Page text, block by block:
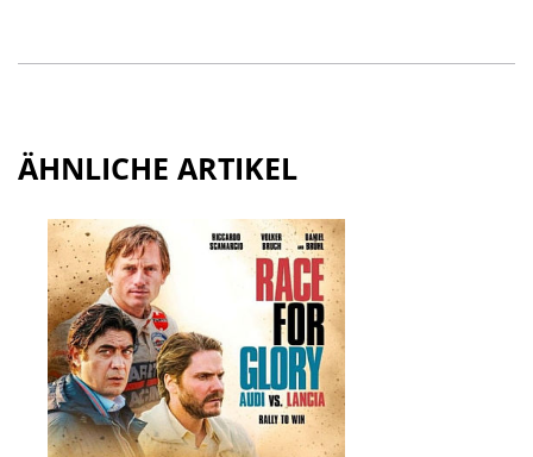
ÄHNLICHE ARTIKEL